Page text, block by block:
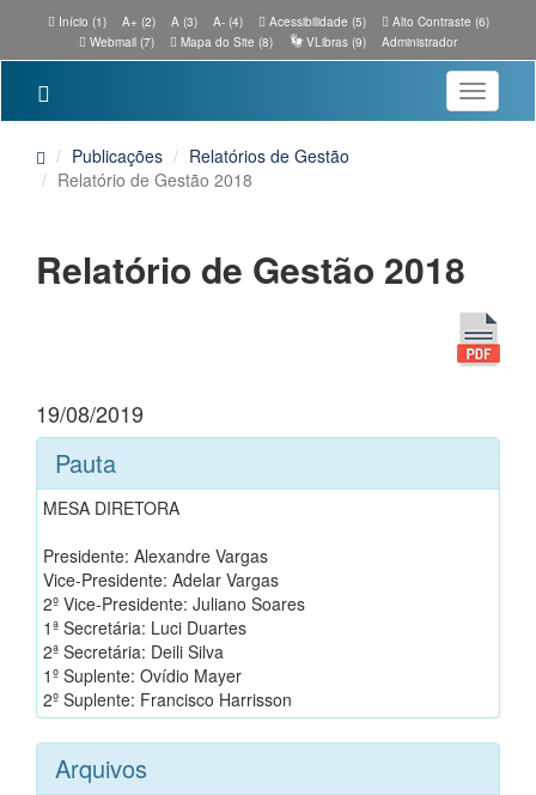
Início (1) A+ (2) A (3) A- (4) Acessibilidade (5)
Alto Contraste (6)
Webmail (7)
Mapa do Site (8) VLibras (9) Administrador
Toggle
Publicações
Relatórios de Gestão
Relatório de Gestão 2018
Relatório de Gestão 2018
19/08/2019
Pauta
MESA DIRETORA
Presidente: Alexandre Vargas
Vice-Presidente: Adelar Vargas
2º Vice-Presidente: Juliano Soares
1ª Secretária: Luci Duartes
2ª Secretária: Deili Silva
1º Suplente: Ovídio Mayer
2º Suplente: Francisco Harrisson
Arquivos